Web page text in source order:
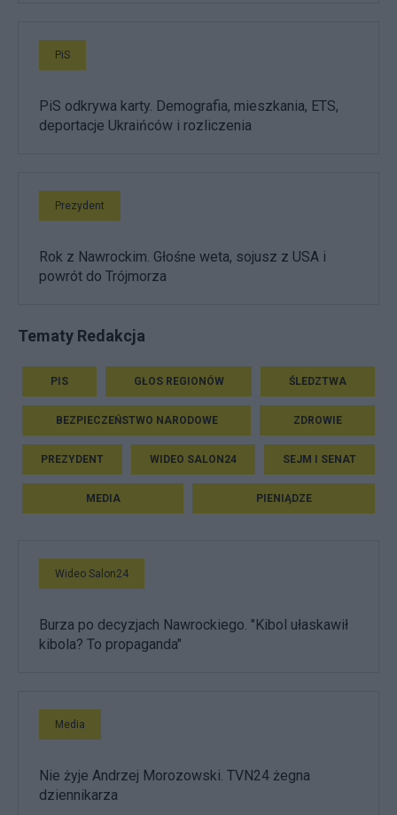
PiS
PiS odkrywa karty. Demografia, mieszkania, ETS,
deportacje Ukraińców i rozliczenia
Prezydent
Rok z Nawrockim. Głośne weta, sojusz z USA i
powrót do Trójmorza
Tematy Redakcja
PIS GŁOS REGIONÓW ŚLEDZTWA
BEZPIECZEŃSTWO NARODOWE ZDROWIE
PREZYDENT WIDEO SALON24 SEJM I SENAT
MEDIA PIENIĄDZE
Wideo Salon24
Burza po decyzjach Nawrockiego. "Kibol ułaskawił
kibola? To propaganda"
Media
Nie żyje Andrzej Morozowski. TVN24 żegna
dziennikarza